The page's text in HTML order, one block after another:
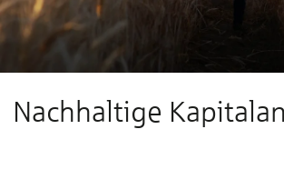
Nachhaltige